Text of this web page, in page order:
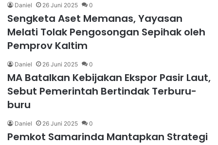
Daniel 26 Juni 2025 0
Sengketa Aset Memanas, Yayasan
Melati Tolak Pengosongan Sepihak oleh
Pemprov Kaltim
Daniel 26 Juni 2025 0
MA Batalkan Kebijakan Ekspor Pasir Laut,
Sebut Pemerintah Bertindak Terburu-
buru
Daniel 26 Juni 2025 0
Pemkot Samarinda Mantapkan Strategi